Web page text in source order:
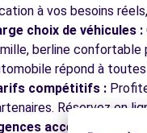
(P)
à vos besoins
choix de véhicules :
berline confortable
répond à
compétitifs :
Réservez en
accessibles :